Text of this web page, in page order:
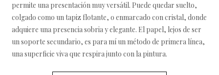
permite una presentación muy versátil. Puede quedar suelto,
colgado como un tapiz flotante, o enmarcado con cristal, donde
adquiere una presencia sobria y elegante. El papel, lejos de ser
un soporte secundario, es para mí un método de primera línea,
una superficie viva que respira junto con la pintura.